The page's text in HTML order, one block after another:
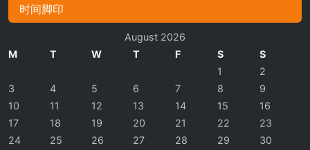
时间脚印
August 2026
M
T W T F S S
1
2
3
4 5 6 7 8
9
10
11 12 13 14 15
16
17
18 19 20 21 22
23
24
25 26 27 28 29
30